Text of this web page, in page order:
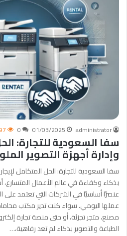
administrator
01/03/2025
0
سفا السعودية للتجارة:
وإدارة أجهزة التصوير
سفا السعودية للتجارة: الحل المتكامل
بذكاء وكفاءة في عالم الأعمال المتسارع،
عنصرًا أساسيًا في الشركات التي تعتمد على
عملها اليومي. سواء كنت تدير مكتب
مصنع، متجر تجزئة، أو حتى منصة تجارة
الطباعة والتصوير بذكاء لم تعد رفاهية،…